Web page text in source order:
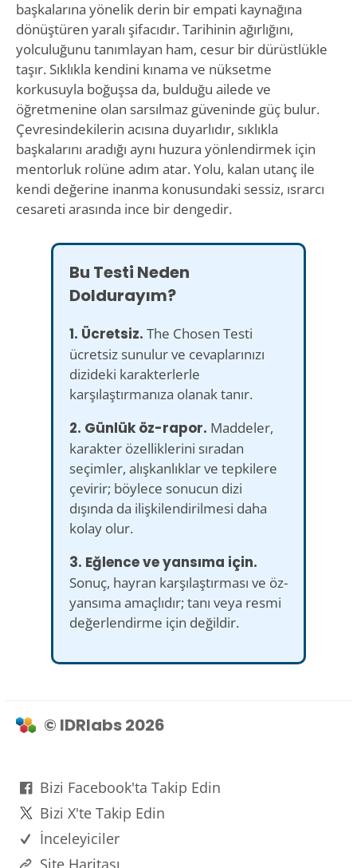
başkalarına yönelik derin bir empati kaynağına
dönüştüren yaralı şifacıdır. Tarihinin ağırlığını,
yolculuğunu tanımlayan ham, cesur bir dürüstlükle
taşır. Sıklıkla kendini kınama ve nüksetme
korkusuyla boğuşsa da, bulduğu ailede ve
öğretmenine olan sarsılmaz güveninde güç bulur.
Çevresindekilerin acısına duyarlıdır, sıklıkla
başkalarını aradığı aynı huzura yönlendirmek için
mentorluk rolüne adım atar. Yolu, kalan utanç ile
kendi değerine inanma konusundaki sessiz, ısrarcı
cesareti arasında ince bir dengedir.
Bu Testi Neden
Doldurayım?
1. Ücretsiz. The Chosen Testi
ücretsiz sunulur ve cevaplarınızı
dizideki karakterlerle
karşılaştırmanıza olanak tanır.
2. Günlük öz-rapor. Maddeler,
karakter özelliklerini sıradan
seçimler, alışkanlıklar ve tepkilere
çevirir; böylece sonucun dizi
dışında da ilişkilendirilmesi daha
kolay olur.
3. Eğlence ve yansıma için.
Sonuç, hayran karşılaştırması ve öz-
yansıma amaçlıdır; tanı veya resmi
değerlendirme için değildir.
© IDRlabs 2026
Bizi Facebook'ta Takip Edin
Bizi X'te Takip Edin
İnceleyiciler
Site Haritası